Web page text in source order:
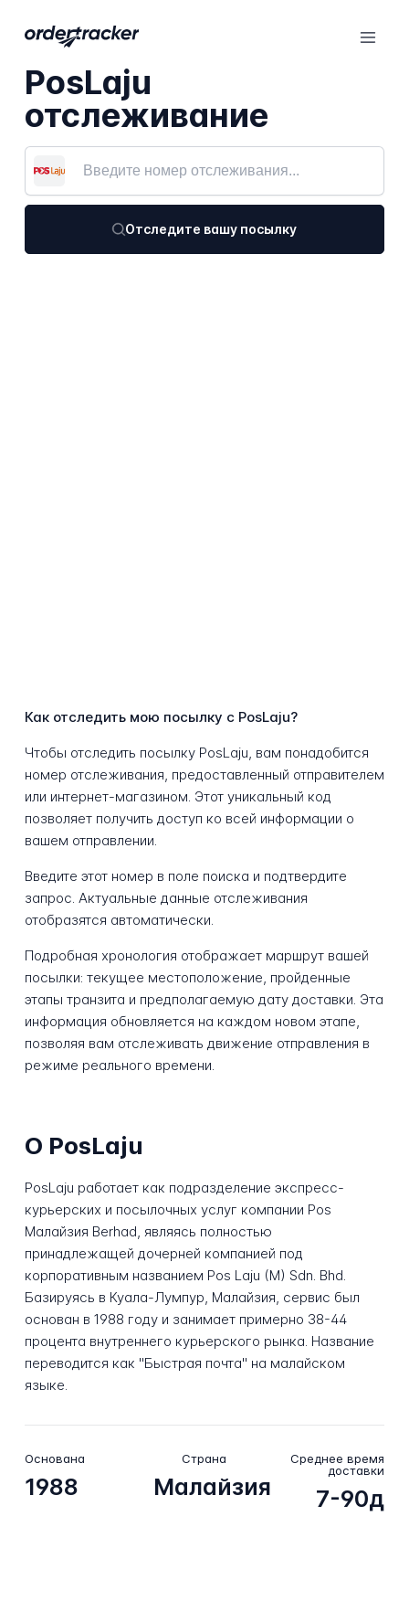
PosLaju
отслеживание
Отследите вашу посылку
Как отследить мою посылку с PosLaju?
Чтобы отследить посылку PosLaju, вам понадобится
номер отслеживания, предоставленный отправителем
или интернет-магазином. Этот уникальный код
позволяет получить доступ ко всей информации о
вашем отправлении.
Введите этот номер в поле поиска и подтвердите
запрос. Актуальные данные отслеживания
отобразятся автоматически.
Подробная хронология отображает маршрут вашей
посылки: текущее местоположение, пройденные
этапы транзита и предполагаемую дату доставки. Эта
информация обновляется на каждом новом этапе,
позволяя вам отслеживать движение отправления в
режиме реального времени.
О PosLaju
PosLaju работает как подразделение экспресс-
курьерских и посылочных услуг компании Pos
Малайзия Berhad, являясь полностью
принадлежащей дочерней компанией под
корпоративным названием Pos Laju (M) Sdn. Bhd.
Базируясь в Куала-Лумпур, Малайзия, сервис был
основан в 1988 году и занимает примерно 38-44
процента внутреннего курьерского рынка. Название
переводится как "Быстрая почта" на малайском
языке.
Основана
1988
Страна
Малайзия
Среднее время
доставки
7-90д